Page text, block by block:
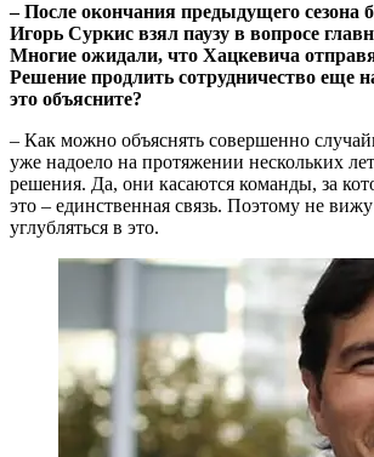
– После окончания предыдущего сезона
Игорь Суркис взял паузу в вопросе
Многие ожидали, что Хацкевича
Решение продлить сотрудничество еще
это объясните?
– Как можно объяснять совершенно
уже надоело на протяжении нескольких
решения. Да, они касаются команды, за
это – единственная связь. Поэтому не
углубляться в это.